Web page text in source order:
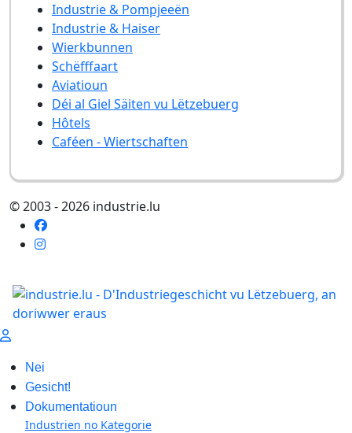
Industrie & Pompjeeën
Industrie & Haiser
Wierkbunnen
Schëfffaart
Aviatioun
Déi al Giel Säiten vu Lëtzebuerg
Hôtels
Caféen - Wiertschaften
© 2003 - 2026 industrie.lu
Nei
Gesicht!
Dokumentatioun
Industrien no Kategorie